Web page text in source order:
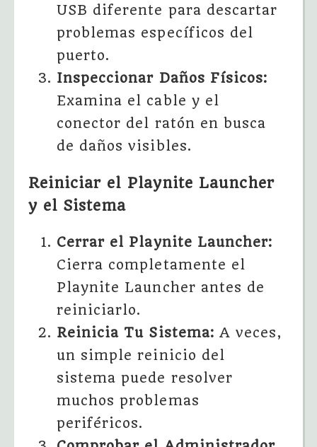
USB diferente para descartar
problemas específicos del
puerto.
Inspeccionar Daños Físicos:
Examina el cable y el
conector del ratón en busca
de daños visibles.
Reiniciar el Playnite Launcher
y el Sistema
Cerrar el Playnite Launcher:
Cierra completamente el
Playnite Launcher antes de
reiniciarlo.
Reinicia Tu Sistema: A veces,
un simple reinicio del
sistema puede resolver
muchos problemas
periféricos.